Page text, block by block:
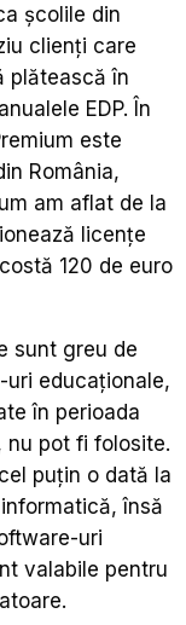
școlile din
clienți care
plătească în
EDP. În
este
România,
am aflat de la
licențe
120 de euro
sunt greu de
educaționale,
în perioada
pot fi folosite.
puțin o dată la
însă
uri
valabile pentru